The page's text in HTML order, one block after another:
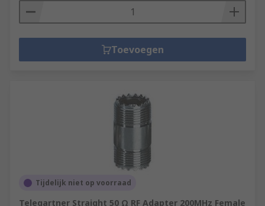
Toevoegen
Tijdelijk niet op voorraad
Telegartner Straight 50 Ω RF Adapter 200MHz Female